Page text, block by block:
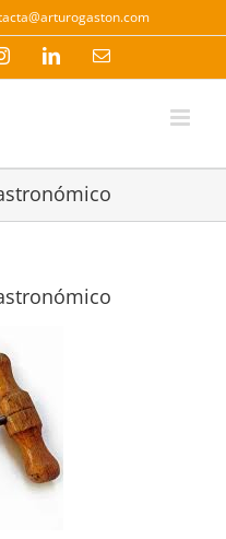
InstagramLinkedInCorreo